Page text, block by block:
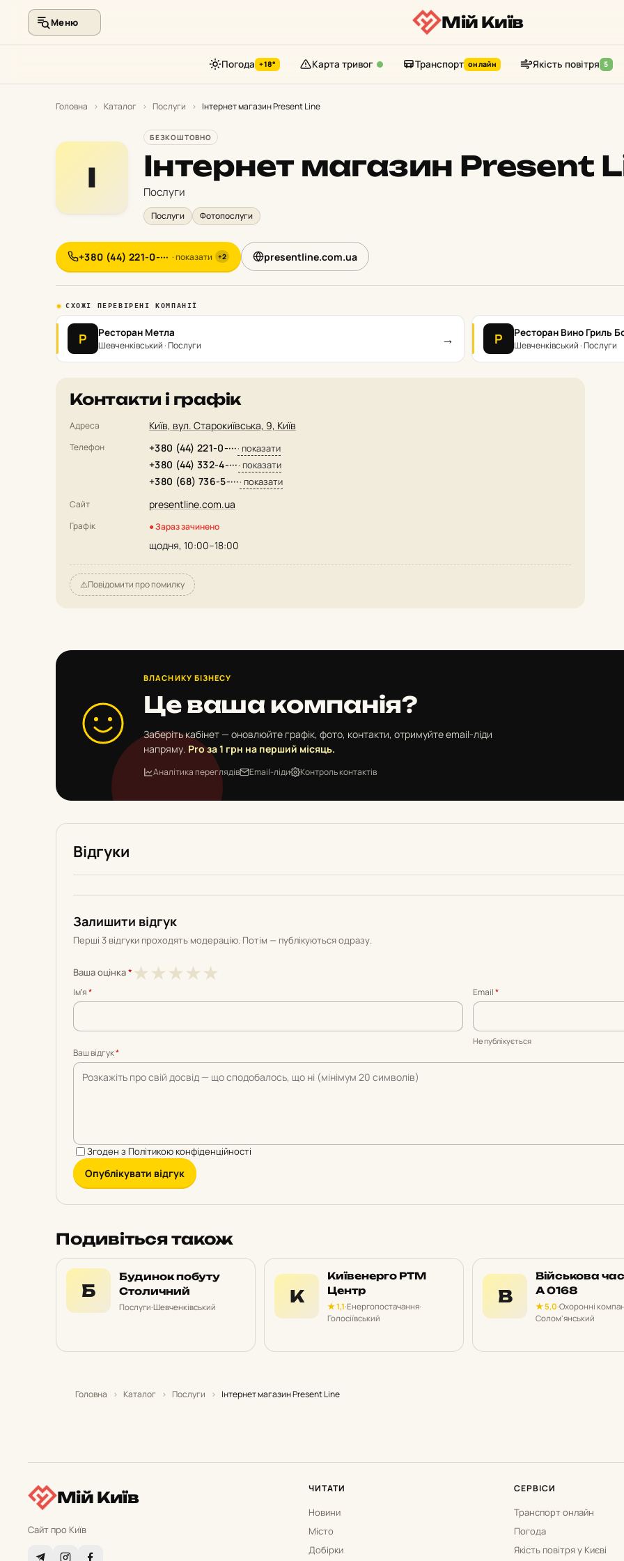
Меню Мій Київ
Погода +18° Карта тривог Транспорт онлайн Якість повітря 5
Головна › Каталог › Послуги › Інтернет магазин Present Line
І
БЕЗКОШТОВНО
Інтернет магазин Present
Послуги
Послуги Фотопослуги
+380 (44) 221-0-··· · показати +2 presentline.com.ua
СХОЖІ ПЕРЕВІРЕНІ КОМПАНІЇ
Р Ресторан Метла
Шевченківський · Послуги → Р Ресторан Вино Гриль
Шевченківський · Послуги
Контакти і графік
Адреса Київ, вул. Старокиївська, 9, Київ
Телефон +380 (44) 221-0-···· показати
+380 (44) 332-4-···· показати
+380 (68) 736-5-···· показати
Сайт presentline.com.ua
Графік ● Зараз зачинено
щодня, 10:00–18:00
⚠️Повідомити про помилку
ВЛАСНИКУ БІЗНЕСУ
Це ваша компанія?
Заберіть кабінет — оновлюйте графік, фото, контакти, отримуйте email-ліди
напряму. Pro за 1 грн на перший місяць.
Аналітика переглядів Email-ліди Контроль контактів
Відгуки
Залишити відгук
Перші 3 відгуки проходять модерацію. Потім — публікуються одразу.
Ваша оцінка* ★
5
★4
5
★3
5
★2
5
★1
5
Імʼя* Email*
Не публікується
Ваш відгук*
Згоден з Політикою конфіденційності
Опублікувати відгук
Подивіться також
Б
Будинок побуту
Столичний
Послуги·Шевченківський К
Київенерго РТМ
Центр
★ 1,1·Енергопостачання·
Голосіївський
В
Військова
А 0168
★ 5,0·Охоронні
Солом’янський
Головна › Каталог › Послуги › Інтернет магазин Present Line
Мій Київ
Сайт про Київ
ЧИТАТИ
Новини
Місто
Добірки
СЕРВІСИ
Транспорт онлайн
Погода
Якість повітря у Києві